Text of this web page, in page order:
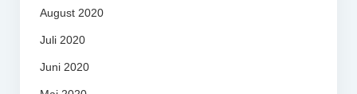
August 2020
Juli 2020
Juni 2020